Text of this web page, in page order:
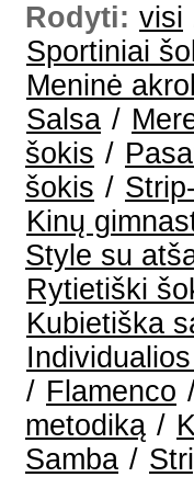
Rodyti: visi
Sportiniai
Meninė
Salsa /
šokis /
šokis /
Kinų
Style su
Rytietiški
Kubietiška
/ Flamenco
metodiką /
Samba /